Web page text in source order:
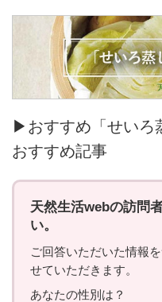
▶おすすめ「せいろ
おすすめ記事